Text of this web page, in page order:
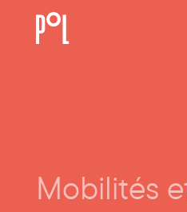
Mobilités et inégalités
Mobilités